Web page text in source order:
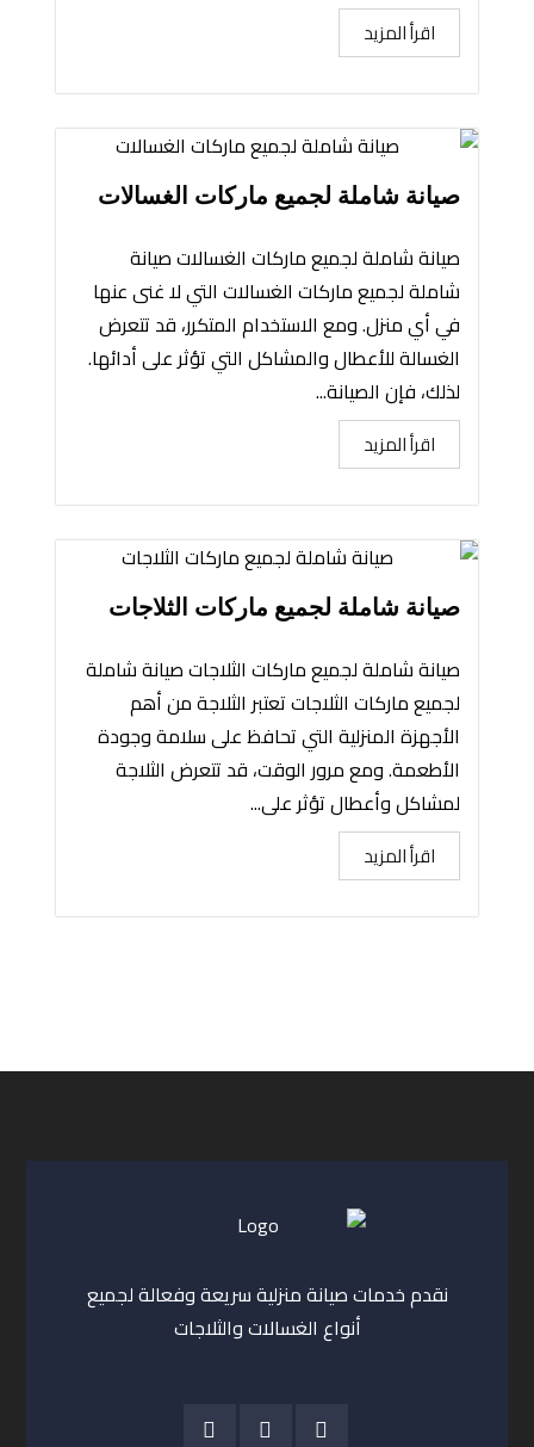
اقرأ المزيد
صيانة شاملة لجميع ماركات الغسالات
صيانة شاملة لجميع ماركات الغسالات صيانة
شاملة لجميع ماركات الغسالات التي لا غنى عنها
في أي منزل. ومع الاستخدام المتكرر، قد تتعرض
الغسالة للأعطال والمشاكل التي تؤثر على أدائها.
لذلك، فإن الصيانة...
اقرأ المزيد
صيانة شاملة لجميع ماركات الثلاجات
صيانة شاملة لجميع ماركات الثلاجات صيانة شاملة
لجميع ماركات الثلاجات تعتبر الثلاجة من أهم
الأجهزة المنزلية التي تحافظ على سلامة وجودة
الأطعمة. ومع مرور الوقت، قد تتعرض الثلاجة
لمشاكل وأعطال تؤثر على...
اقرأ المزيد
نقدم خدمات صيانة منزلية سريعة وفعالة لجميع
أنواع الغسالات والثلاجات